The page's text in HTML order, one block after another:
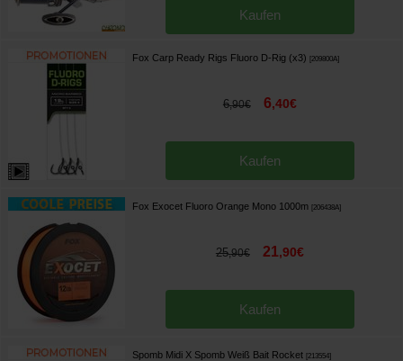
Kaufen
Fox Carp Ready Rigs Fluoro D-Rig (x3) 209800A]
6,90€ 6,40€
Kaufen
Fox Exocet Fluoro Orange Mono 1000m 206438A]
25,90€ 21,90€
Kaufen
Spomb Midi X Spomb Weiß Bait Rocket 213554]